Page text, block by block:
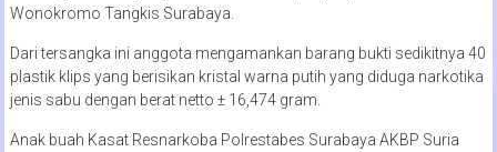
Wonokromo Tangkis Surabaya.
Dari tersangka ini anggota mengamankan barang bukti sedikitnya 40
plastik klips yang berisikan kristal warna putih yang diduga narkotika
jenis sabu dengan berat netto ± 16,474 gram.
Anak buah Kasat Resnarkoba Polrestabes Surabaya AKBP Suria